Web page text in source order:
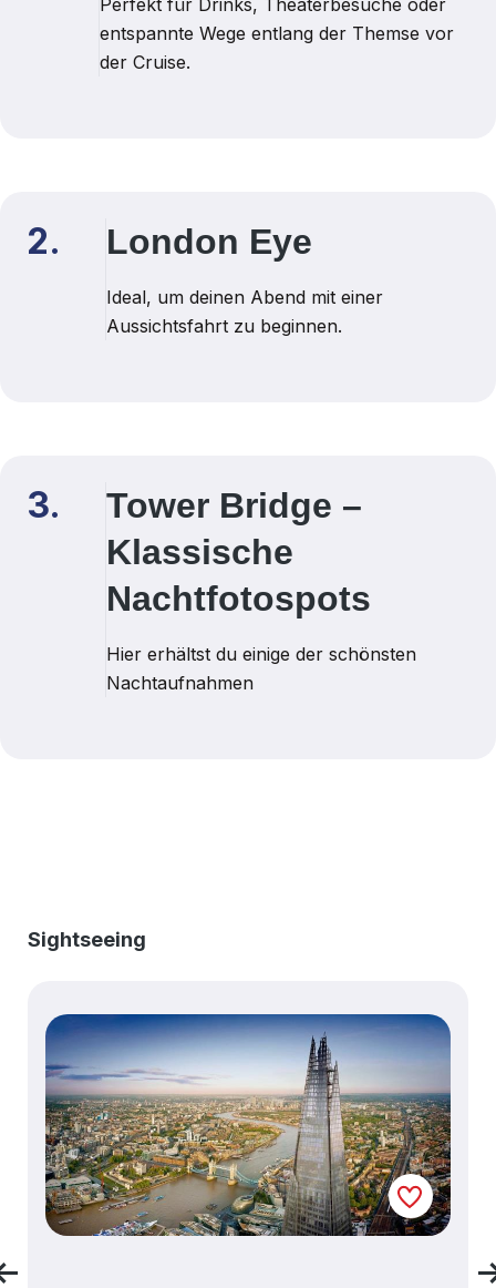
Perfekt für Drinks, Theaterbesuche oder
entspannte Wege entlang der Themse vor
der Cruise.
2. London Eye
Ideal, um deinen Abend mit einer
Aussichtsfahrt zu beginnen.
3.
Tower Bridge –
Klassische
Nachtfotospots
Hier erhältst du einige der schönsten
Nachtaufnahmen
Produktgalerie überspringen
Sightseeing